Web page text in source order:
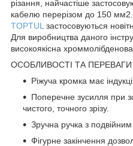
різання, найчастіше
кабелю перерізом до 150 мм2.
TOPTUL застосовуються
Для виробництва даного
високоякісна
ОСОБЛИВОСТІ ТА ПЕРЕВАГИ
Ріжуча кромка має
Поперечне зусилля при
чистого, точного зрізу.
Зручна ручка з
Фігурне закінчення